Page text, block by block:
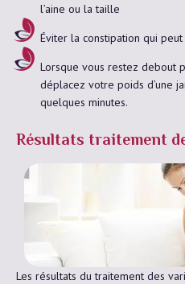
l’aine ou la taille
Éviter la constipation qui
Lorsque vous restez debout
déplacez votre poids d’une
quelques minutes.
Résultats traitement
Les résultats du traitement des